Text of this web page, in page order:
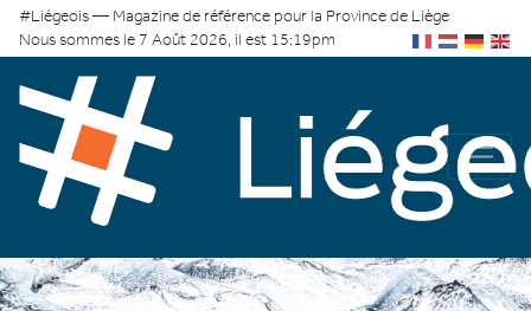
#Liégeois — Magazine de référence pour la Province de Liège
Nous sommes le 7 Août 2026, il est 15:19pm